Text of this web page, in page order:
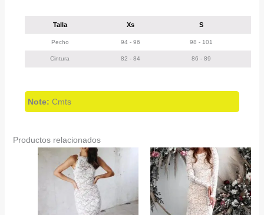
Talla Xs S
Pecho 94 - 96 98 - 101
Cintura 82 - 84 86 - 89
Note: Cmts
Productos relacionados